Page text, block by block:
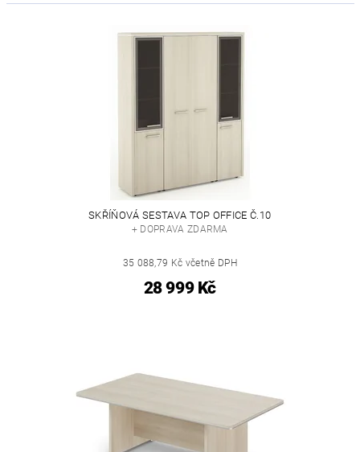
SKŘÍŇOVÁ SESTAVA TOP OFFICE Č.10
+ DOPRAVA ZDARMA
35 088,79 Kč včetně DPH
28 999 Kč